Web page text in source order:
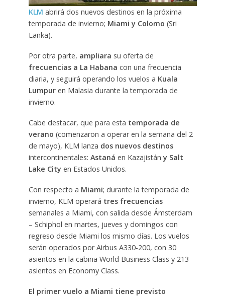
KLM abrirá dos nuevos destinos en la próxima
temporada de invierno; Miami y Colomo (Sri
Lanka).
Por otra parte, ampliara su oferta de
frecuencias a La Habana con una frecuencia
diaria, y seguirá operando los vuelos a Kuala
Lumpuren Malasia durante la temporada de
invierno.
Cabe destacar, que para esta temporada de
verano (comenzaron a operar en la semana del 2
de mayo), KLM lanza dos nuevos destinos
intercontinentales: Astaná en Kazajistán y Salt
Lake City en Estados Unidos.
Con respecto a Miami; durante la temporada de
invierno, KLM operará tres frecuencias
semanales a Miami, con salida desde Ámsterdam
– Schiphol en martes, jueves y domingos con
regreso desde Miami los mismo días. Los vuelos
serán operados por Airbus A330-200, con 30
asientos en la cabina World Business Class y 213
asientos en Economy Class.
El primer vuelo a Miami tiene previsto